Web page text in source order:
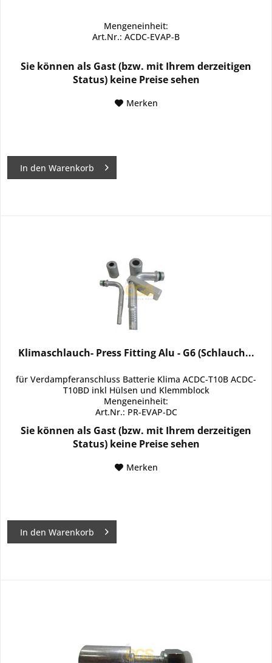
Mengeneinheit:
Art.Nr.: ACDC-EVAP-B
Sie können als Gast (bzw. mit Ihrem derzeitigen
Status) keine Preise sehen
Merken
In den Warenkorb
Klimaschlauch- Press Fitting Alu - G6 (Schlauch...
für Verdampferanschluss Batterie Klima ACDC-T10B ACDC-
T10BD inkl Hülsen und Klemmblock
Mengeneinheit:
Art.Nr.: PR-EVAP-DC
Sie können als Gast (bzw. mit Ihrem derzeitigen
Status) keine Preise sehen
Merken
In den Warenkorb